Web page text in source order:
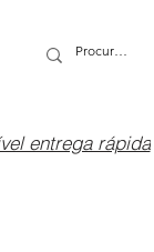
entrega rápida